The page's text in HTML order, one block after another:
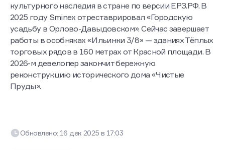
культурного наследия в стране по версии ЕРЗ.РФ. В
2025 году Sminex отреставрировал «Городскую
усадьбу в Орлово-Давыдовском». Сейчас завершает
работы в особняках «Ильинки 3/8» — зданиях Тёплых
торговых рядов в 160 метрах от Красной площади. В
2026-м девелопер закончит бережную
реконструкцию исторического дома «Чистые
Пруды».
Обновлено: 16 дек 2025в 17:03